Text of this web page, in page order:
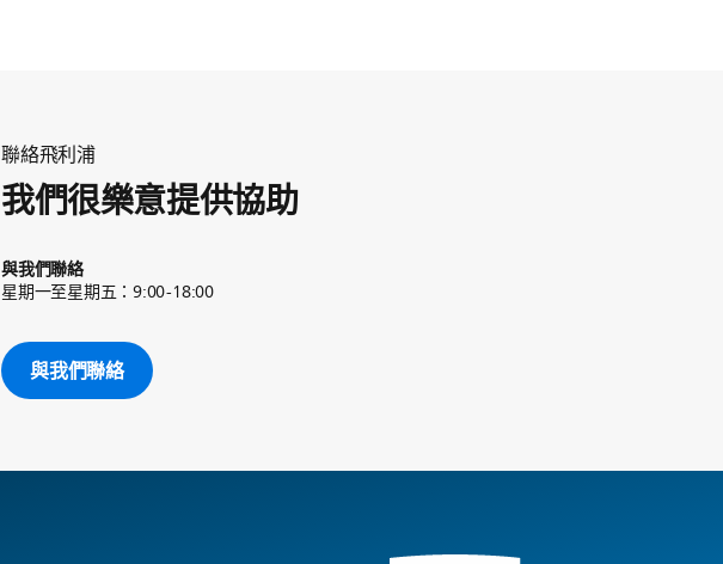
聯絡飛利浦
我們很樂意提供協助
與我們聯絡
星期一至星期五：9:00-18:00
與我們聯絡